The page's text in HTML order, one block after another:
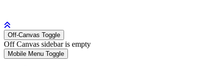
Off-Canvas Toggle
Off Canvas sidebar is empty
Mobile Menu Toggle